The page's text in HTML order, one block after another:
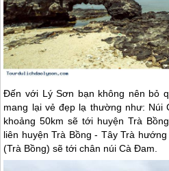
Đến với Lý Sơn bạn không nên bỏ
mang lại vẻ đẹp lạ thường như: Núi
khoảng 50km sẽ tới huyện Trà
liên huyện Trà Bồng - Tây Trà
(Trà Bồng) sẽ tới chân núi Cà Đam.